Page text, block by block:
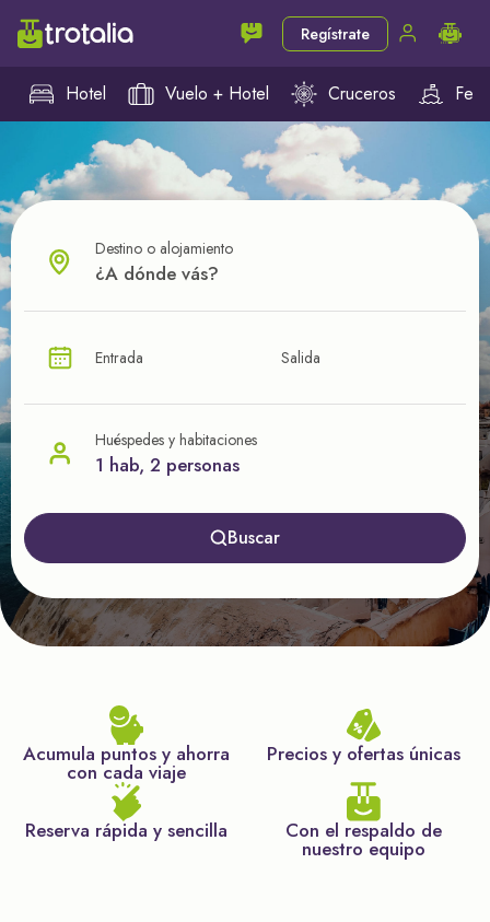
Regístrate
Hotel Vuelo + Hotel Cruceros
¿CUÁL VA A SER TU PRÓXIMO TROTE?
nuestras ofertas
Destino o alojamiento
Entrada Salida
Huéspedes y habitaciones
1 hab, 2 personas
Buscar
Acumula puntos y ahorra
con cada viaje
Precios y ofertas únicas
Reserva rápida y sencilla Con el respaldo de
nuestro equipo